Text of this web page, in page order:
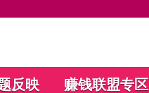
反映 赚钱联盟专区